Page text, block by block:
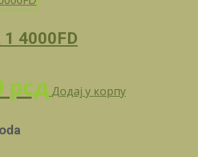
1 4000FD
рсд Додај у корпу